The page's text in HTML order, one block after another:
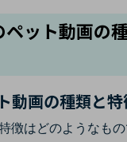
ット動画の
動画の種類と
徴はどのようなも